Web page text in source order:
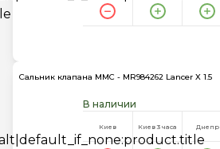
Сальник клапана MMC - MR984262 Lancer X 1.5
В наличии
Киев Киев 3 часа Днепр